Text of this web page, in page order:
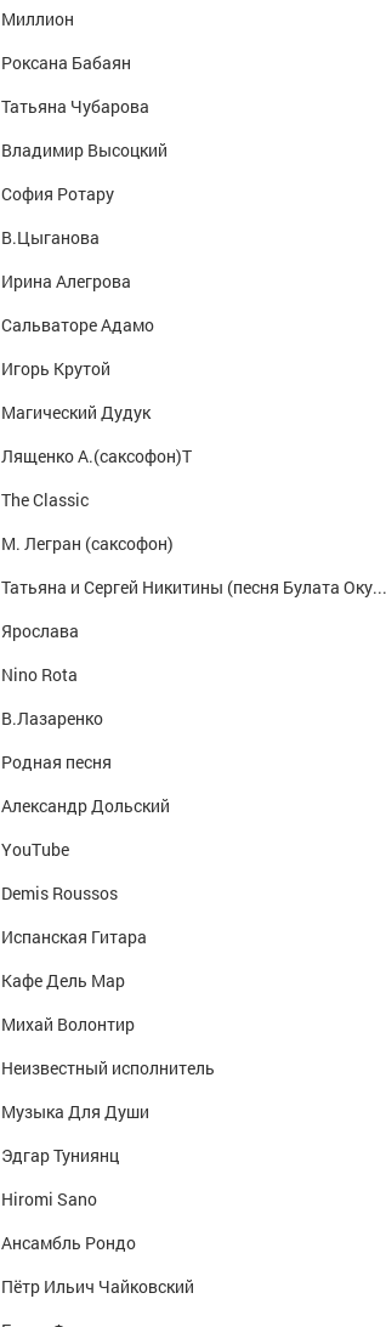
Миллион
Роксана Бабаян
Татьяна Чубарова
Владимир Высоцкий
София Ротару
В.Цыганова
Ирина Алегрова
Сальваторе Адамо
Игорь Крутой
Магический Дудук
Лященко А.(саксофон)T
The Classic
М. Легран (саксофон)
Татьяна и Сергей Никитины (песня Булата Окуджавы)
Ярослава
Nino Rota
В.Лазаренко
Родная песня
Александр Дольский
YouTube
Demis Roussos
Испанская Гитара
Кафе Дель Мар
Михай Волонтир
Неизвестный исполнитель
Музыка Для Души
Эдгар Туниянц
Hiromi Sano
Ансамбль Рондо
Пётр Ильич Чайковский